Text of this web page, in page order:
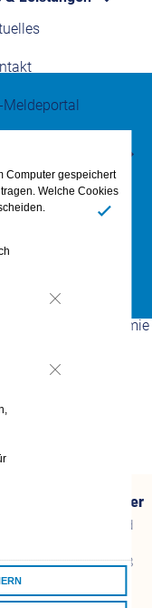
Computer gespeichert
Welche Cookies
Meldeportal
Services für
persönliche Akademie
Ihr Ansprechpartner
Fragen Beitrags- und
Mo. bis Fr. von 8 - 18
Uhr